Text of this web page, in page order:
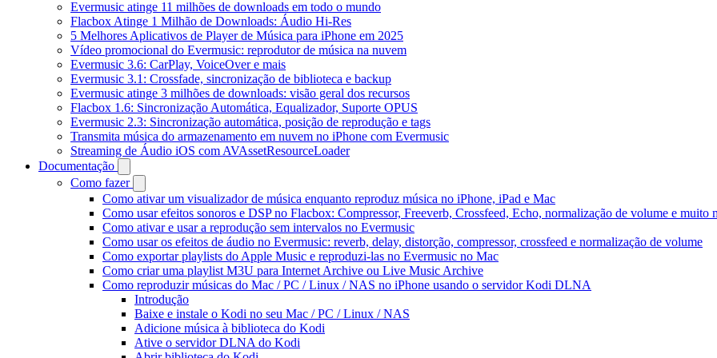
Evermusic atinge 11 milhões de downloads em todo o mundo
Flacbox Atinge 1 Milhão de Downloads: Áudio Hi-Res
5 Melhores Aplicativos de Player de Música para iPhone em 2025
Vídeo promocional do Evermusic: reprodutor de música na nuvem
Evermusic 3.6: CarPlay, VoiceOver e mais
Evermusic 3.1: Crossfade, sincronização de biblioteca e backup
Evermusic atinge 3 milhões de downloads: visão geral dos recursos
Flacbox 1.6: Sincronização Automática, Equalizador, Suporte OPUS
Evermusic 2.3: Sincronização automática, posição de reprodução e tags
Transmita música do armazenamento em nuvem no iPhone com Evermusic
Streaming de Áudio iOS com AVAssetResourceLoader
Documentação
Como fazer
Como ativar um visualizador de música enquanto reproduz música no iPhone, iPad e Mac
Como usar efeitos sonoros e DSP no Flacbox: Compressor, Freeverb, Crossfeed, Echo, normalização de volume e muito
Como ativar e usar a reprodução sem intervalos no Evermusic
Como usar os efeitos de áudio no Evermusic: reverb, delay, distorção, compressor, crossfeed e normalização de volume
Como exportar playlists do Apple Music e reproduzi-las no Evermusic no Mac
Como criar uma playlist M3U para Internet Archive ou Live Music Archive
Como reproduzir músicas do Mac / PC / Linux / NAS no iPhone usando o servidor Kodi DLNA
Introdução
Baixe e instale o Kodi no seu Mac / PC / Linux / NAS
Adicione música à biblioteca do Kodi
Ative o servidor DLNA do Kodi